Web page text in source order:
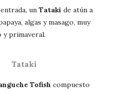
un Tataki de atún a
algas y masago, muy
y primaveral.
Tataki
Tofish compuesto